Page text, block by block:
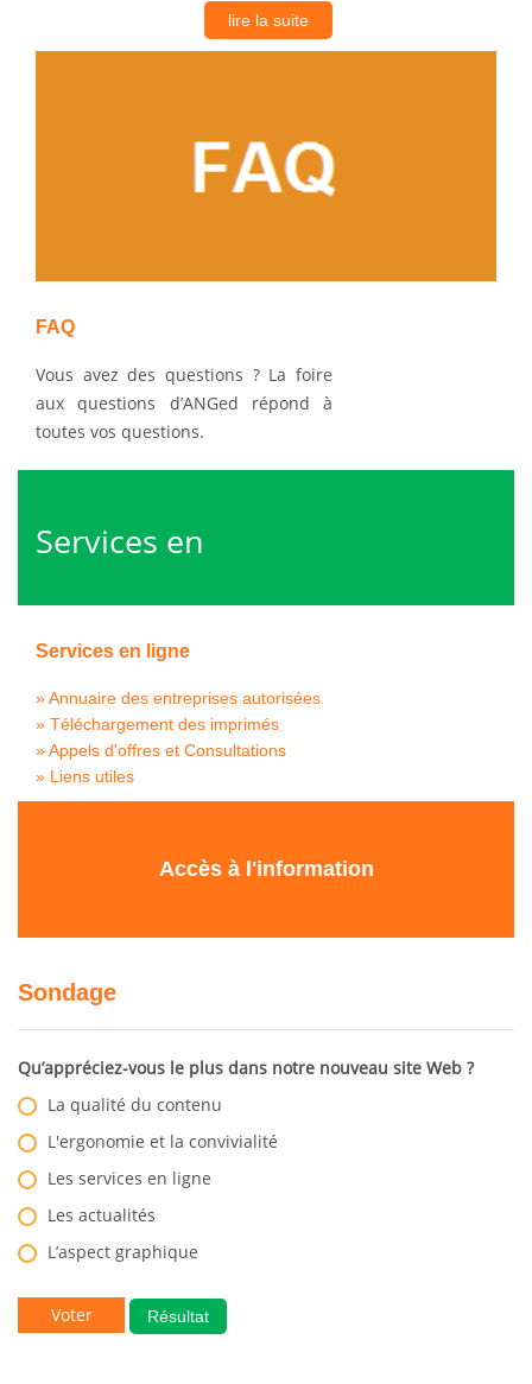
lire la suite
FAQ
Vous avez des questions ? La foire
aux questions d’ANGed répond à
toutes vos questions.
Services en
ligne
Services en ligne
» Annuaire des entreprises autorisées
» Téléchargement des imprimés
» Appels d'offres et Consultations
» Liens utiles
Accès à l'information
Sondage
Qu’appréciez-vous le plus dans notre nouveau site Web ?
La qualité du contenu
L'ergonomie et la convivialité
Les services en ligne
Les actualités
L’aspect graphique
Résultat